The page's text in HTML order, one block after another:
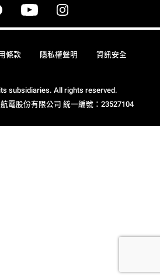
subsidiaries. All rights reserved.
電股份有限公司 統一編號：23527104
條款 隱私權聲明 資訊安全